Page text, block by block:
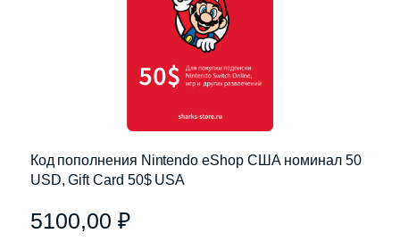
Код пополнения Nintendo eShop США номинал 50
USD, Gift Card 50$ USA
5100,00 ₽